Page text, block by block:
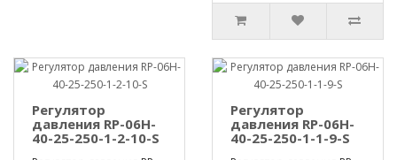
Регулятор
давления RP-06H-
40-25-250-1-2-10-S
Регулятор
давления RP-06H-
40-25-250-1-1-9-S